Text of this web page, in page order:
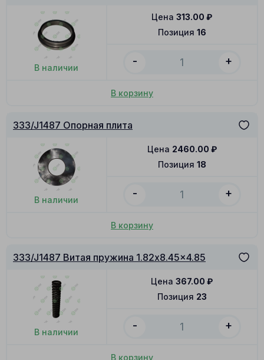
В наличии
Позиция 16
Цена 313.00 ₽
- +
В корзину
333/J1487 Опорная плита
В наличии
Позиция 18
Цена 2460.00 ₽
- +
В корзину
333/J1487 Витая пружина 1.82x8.45x4.85
В наличии
Позиция 23
Цена 367.00 ₽
- +
В корзину